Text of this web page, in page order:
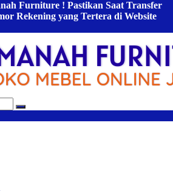
Furniture ! Pastikan Saat Transfer
Rekening yang Tertera di Website